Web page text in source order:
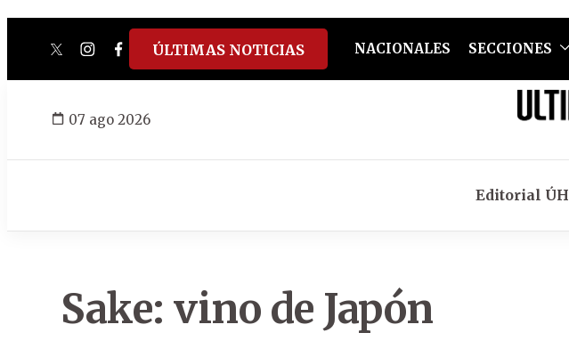
twitterinstagram
facebook
tiktokyoutube
spotify
ÚLTIMAS NOTICIAS NACIONALES SECCIONES
07 ago 2026
Editorial ÚH
Sake: vino de Japón